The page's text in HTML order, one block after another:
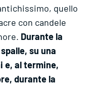
quello
con candele
Durante la
su una
e, al termine,
durante la